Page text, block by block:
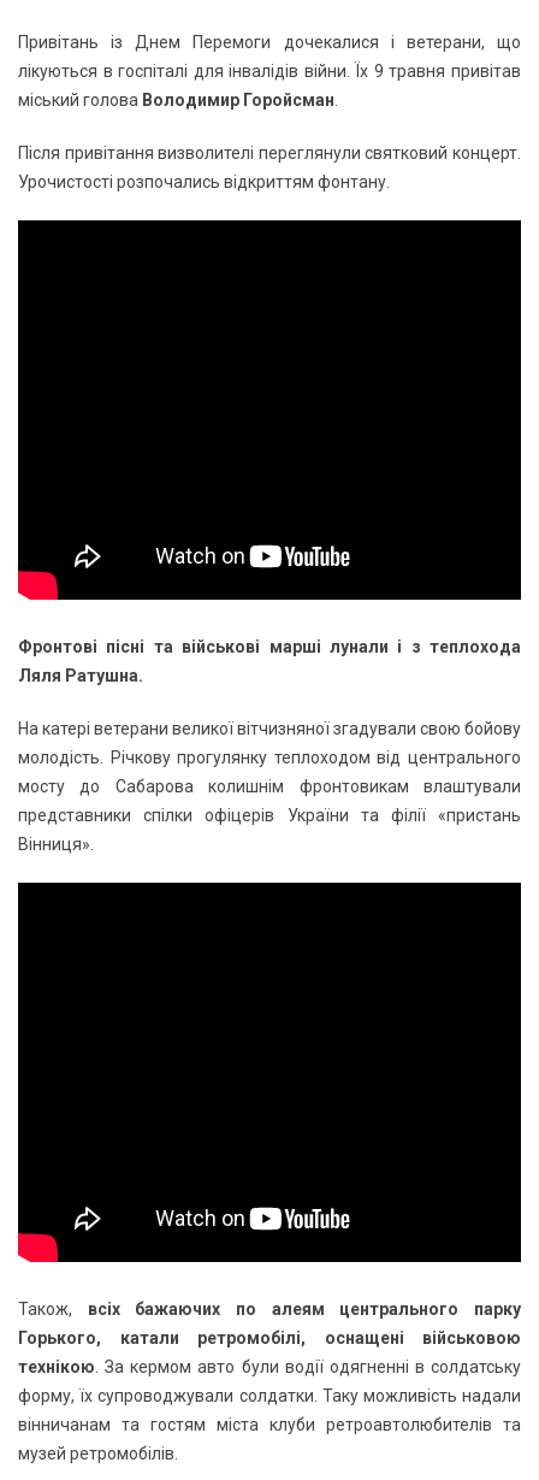
Привітань із Днем Перемоги дочекалися і ветерани, що
лікуються в госпіталі для інвалідів війни. Їх 9 травня привітав
міський голова Володимир Горойсман
Після привітання визволителі переглянули святковий концерт.
Урочистості розпочались відкриттям фонтану.
Фронтові пісні та військові марші лунали і з теплохода
Ляля Ратушна.
На катері ветерани великої вітчизняної згадували свою бойову
молодість. Річкову прогулянку теплоходом від центрального
мосту до Сабарова колишнім фронтовикам влаштували
представники спілки офіцерів України та філії «пристань
Вінниця».
Також, всіх бажаючих по алеям центрального парку
Горького, катали ретромобілі, оснащені військовою
технікою . За кермом авто були водії одягненні в солдатську
форму, їх супроводжували солдатки. Таку можливість надали
вінничанам та гостям міста клуби ретроавтолюбителів та
музей ретромобілів.